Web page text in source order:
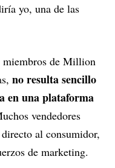
yo, una de las
miembros de Million
no resulta sencillo
en una plataforma
vendedores
al consumidor,
de marketing.